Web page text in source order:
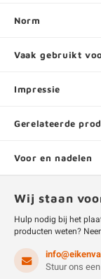
Norm
Vaak gebruikt
Impressie
Gerelateerde
Voor en nadelen
Wij staan
Hulp nodig bij het
producten weten?
Stuur ons